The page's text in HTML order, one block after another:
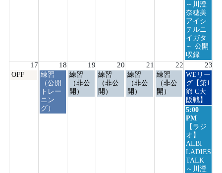
～川澄
奈穂美
アイシ
テルニ
イガタ
～ 公開
収録
17 18 19 20 21 22 23
月
OFF
火
曜
日,
8
月
練習
（公開
トレー
ニン
グ）
水
曜
日,
練習
（非公
開）
木
曜
日,
練習
（非公
開）
金
曜
日,
練習
（非公
開）
土
曜
日,
練習
（非公
開）
日
曜
日,
8
月
23rd
2026
WEリー
グ【第1
節 C大
阪戦】
日
曜
日,
8
月
23rd
2026
5:00
PM
【ラジ
オ】
ALBI
LADIES
TALK
～川澄